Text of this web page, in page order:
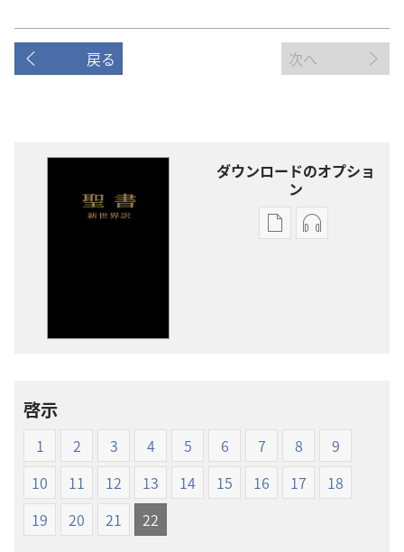
戻る 次へ
ダウンロードのオプショ
ン
出
オ
プ
ショ
ン
オー
オ
プ
ショ
ン
啓示
1 2 3 4 5 6 7 8
9
10
11 12 13 14 15 16 17
18
19
20 21 22